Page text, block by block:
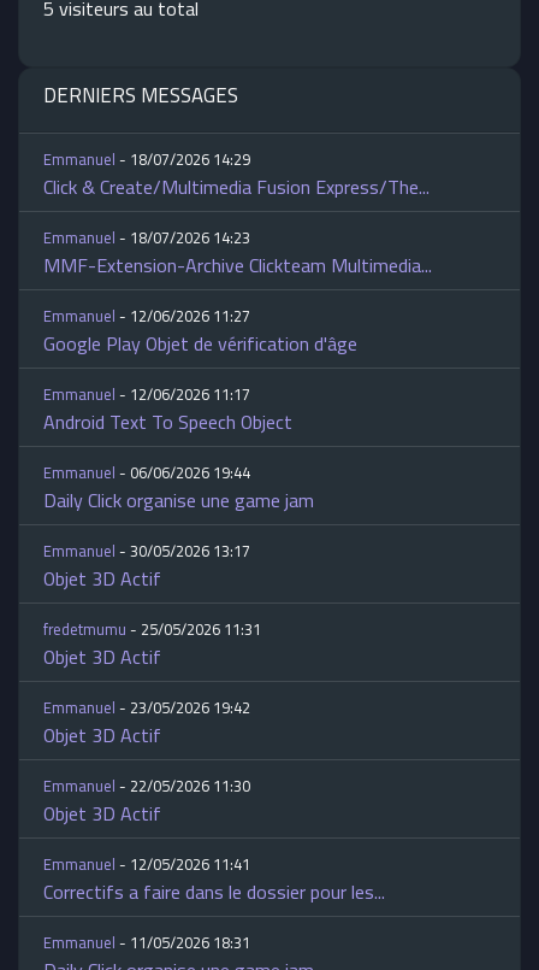
5 visiteurs au total
DERNIERS MESSAGES
Emmanuel- 18/07/2026 14:29
Click & Create/Multimedia Fusion Express/The...
Emmanuel- 18/07/2026 14:23
MMF-Extension-Archive Clickteam Multimedia...
Emmanuel- 12/06/2026 11:27
Google Play Objet de vérification d'âge
Emmanuel- 12/06/2026 11:17
Android Text To Speech Object
Emmanuel- 06/06/2026 19:44
Daily Click organise une game jam
Emmanuel- 30/05/2026 13:17
Objet 3D Actif
fredetmumu- 25/05/2026 11:31
Objet 3D Actif
Emmanuel- 23/05/2026 19:42
Objet 3D Actif
Emmanuel- 22/05/2026 11:30
Objet 3D Actif
Emmanuel- 12/05/2026 11:41
Correctifs a faire dans le dossier pour les...
Emmanuel- 11/05/2026 18:31